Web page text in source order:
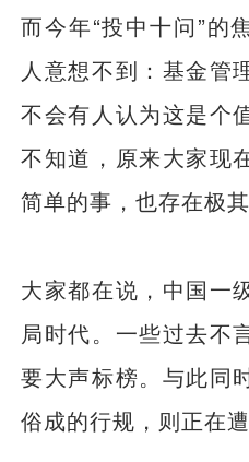
而今年“投中十问”的
人意想不到：基金管
不会有人认为这是个
不知道，原来大家现
简单的事，也存在极
大家都在说，中国一
局时代。一些过去不
要大声标榜。与此同
俗成的行规，则正在遭